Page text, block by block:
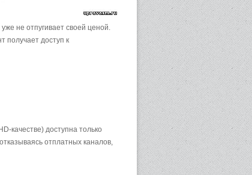
не отпугивает своей ценой.
получает доступ к
качестве) доступна только
отплатных каналов,